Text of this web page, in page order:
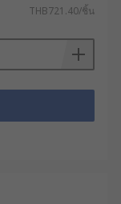
: เหมาะ
อกสาร หรือ
บ
เหมาะกับ
Roll) :
ที่มีความ
THB721.40/ชิ้น